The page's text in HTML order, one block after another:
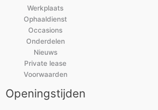
Werkplaats
Ophaaldienst
Occasions
Onderdelen
Nieuws
Private lease
Voorwaarden
Openingstijden